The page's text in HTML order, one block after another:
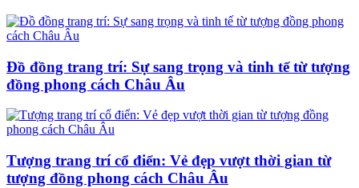
Đồ đồng trang trí: Sự sang trọng và tinh tế từ tượng
đồng phong cách Châu Âu
Tượng trang trí cổ điển: Vẻ đẹp vượt thời gian từ
tượng đồng phong cách Châu Âu